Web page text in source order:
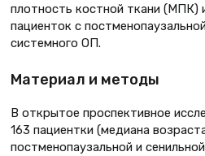
плотность костной ткани (МПК)
пациенток с
системного ОП.
Материал и методы
В открытое проспективное
163 пациентки (медиана
постменопаузальной и